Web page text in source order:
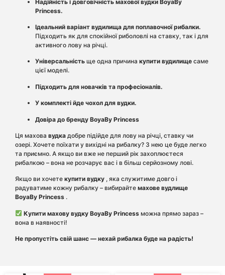
Надійність і довговічність махової вудки BoyaBy
Princess.
Ідеальний варіант вудилища для поплавочної рибалки.
Підходить як для спокійної риболовлі на ставку, так і для
активного лову на річці.
Універсальність ще одна причина купити вудилище саме
цієї моделі.
Підходить для новачків та професіоналів.
У комплекті йде чохол для вудки.
Довіра до бренду BoyaBy Princess
Ця махова вудка добре підійде для лову на річці, ставку чи
озері. Хочете поїхати у вихідні на рибалку? З нею це буде легко
та приємно. А якщо ви вже не перший рік захоплюєтеся
рибалкою – вона не розчарує вас і в більш серйозному лові.
Якщо ви хочете купити вудку , яка служитиме довго і
радуватиме кожну рибалку – вибирайте махове вудлище
BoyaBy Princess .
Купити махову вудку BoyaBy Princessможна прямо зараз –
вона в наявності!
Не пропустіть свій шанс — нехай рибалка буде на радість!